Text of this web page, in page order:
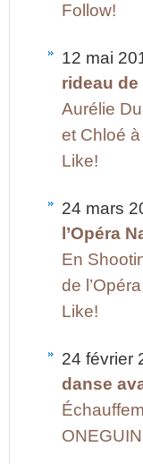
Follow!
12 mai
rideau de
Aurélie
et Chloé
Like!
24 mars
l’Opéra
En
de
Like!
24 février
danse